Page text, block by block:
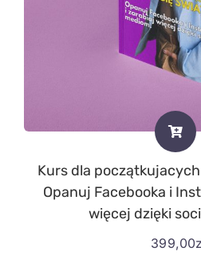
Kurs dla
Opanuj Facebooka i
więcej dzięki
399,00